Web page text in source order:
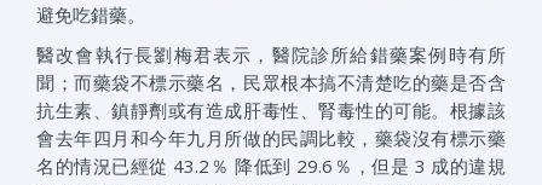
避免吃錯藥。
醫改會執行長劉梅君表示，醫院診所給錯藥案例時有所
聞；而藥袋不標示藥名，民眾根本搞不清楚吃的藥是否含
抗生素、鎮靜劑或有造成肝毒性、腎毒性的可能。根據該
會去年四月和今年九月所做的民調比較，藥袋沒有標示藥
名的情況已經從 43.2％ 降低到 29.6％，但是 3 成的違規